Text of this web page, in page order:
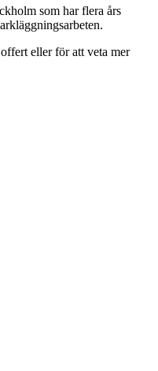
som har flera års
eller för att veta mer